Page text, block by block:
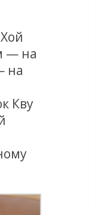
— на
на
Кву